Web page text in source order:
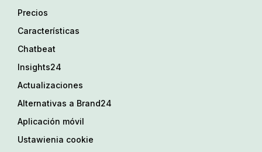
Precios
Características
Chatbeat
Insights24
Actualizaciones
Alternativas a Brand24
Aplicación móvil
Ustawienia cookie